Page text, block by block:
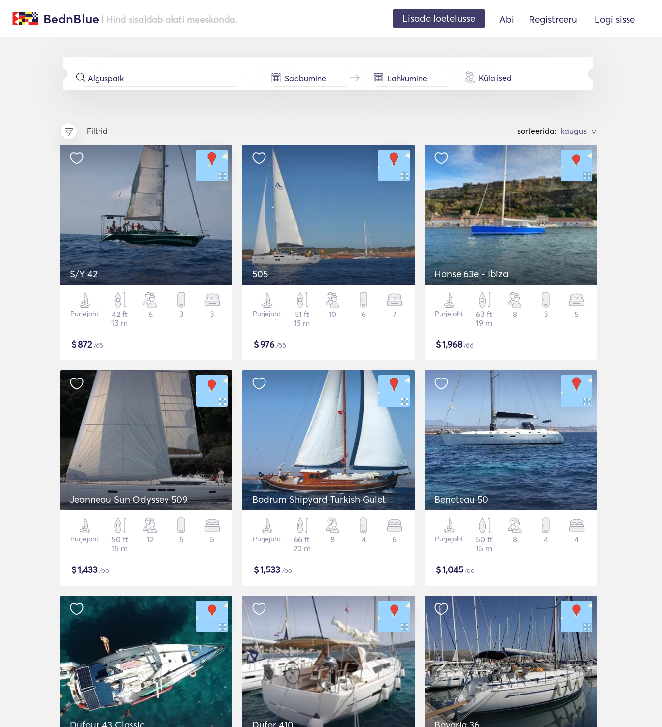
BednBlue | Hind sisaldab alati meeskonda. Lisada loetelusse Abi Registreeru Logi sisse
Külalised
Filtrid sorteerida: >
S/Y 42
Purjejaht
42 ft
13 m
6 3 3
$872/öö
505
Purjejaht
51 ft
15 m
10 6 7
$976/öö
Hanse 63e - Ibiza
Purjejaht
63 ft
19 m
8 3 5
$1,968/öö
Jeanneau Sun Odyssey 509
Purjejaht
50 ft
15 m
12 5 5
$1,433 /öö
Bodrum Shipyard Turkish Gulet
Purjejaht
66 ft
20 m
8 4 6
$1,533 /öö
Beneteau 50
Purjejaht
50 ft
15 m
8 4 4
$1,045 /öö
Dufour 43 Classic Dufor 410 Bavaria 36